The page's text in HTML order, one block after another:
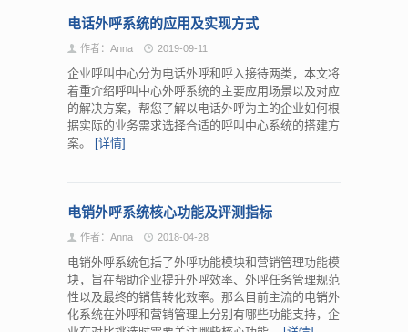
电话外呼系统的应用及实现方式
作者：Anna 2019-09-11
企业呼叫中心分为电话外呼和呼入接待两类，本文将
着重介绍呼叫中心外呼系统的主要应用场景以及对应
的解决方案，帮您了解以电话外呼为主的企业如何根
据实际的业务需求选择合适的呼叫中心系统的搭建方
案。 [详情]
电销外呼系统核心功能及评测指标
作者：Anna 2018-04-28
电销外呼系统包括了外呼功能模块和营销管理功能模
块，旨在帮助企业提升外呼效率、外呼任务管理规范
性以及最终的销售转化效率。那么目前主流的电销外
化系统在外呼和营销管理上分别有哪些功能支持，企